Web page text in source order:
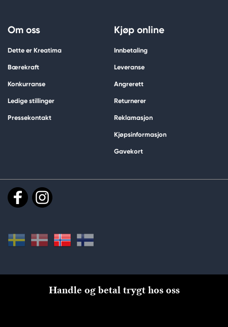
Om oss
Dette er Kreatima
Bærekraft
Konkurranse
Ledige stillinger
Pressekontakt
Kjøp online
Innbetaling
Leveranse
Angrerett
Returnerer
Reklamasjon
Kjøpsinformasjon
Gavekort
Handle og betal trygt hos oss